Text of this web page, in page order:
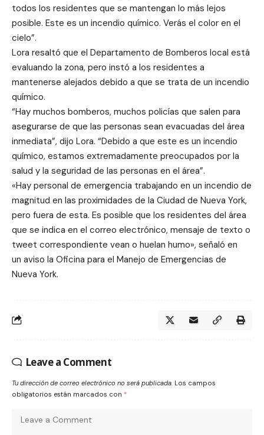
todos los residentes que se mantengan lo más lejos
posible. Este es un incendio químico. Verás el color en el
cielo”.
Lora resaltó que el Departamento de Bomberos local está
evaluando la zona, pero instó a los residentes a
mantenerse alejados debido a que se trata de un incendio
químico.
“Hay muchos bomberos, muchos policías que salen para
asegurarse de que las personas sean evacuadas del área
inmediata”, dijo Lora. “Debido a que este es un incendio
químico, estamos extremadamente preocupados por la
salud y la seguridad de las personas en el área”.
«Hay personal de emergencia trabajando en un incendio de
magnitud en las proximidades de la Ciudad de Nueva York,
pero fuera de esta. Es posible que los residentes del área
que se indica en el correo electrónico, mensaje de texto o
tweet correspondiente vean o huelan humo», señaló en
un aviso la Oficina para el Manejo de Emergencias de
Nueva York.
Leave a Comment
Tu dirección de correo electrónico no será publicada. Los campos
obligatorios están marcados con *